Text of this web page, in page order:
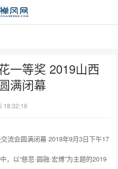
一等奖 2019山西
满闭幕
18:32:16
2019年9月3日下午17
以“慈悲·圆融·宏博”为主题的2019